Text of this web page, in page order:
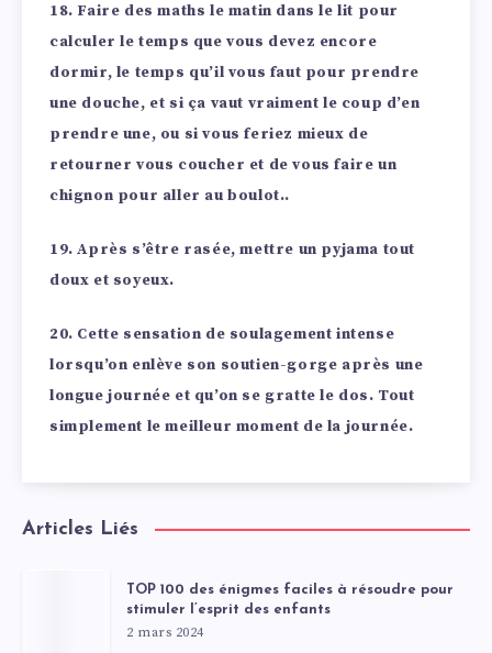
18. Faire des maths le matin dans le lit pour
calculer le temps que vous devez encore
dormir, le temps qu’il vous faut pour prendre
une douche, et si ça vaut vraiment le coup d’en
prendre une, ou si vous feriez mieux de
retourner vous coucher et de vous faire un
chignon pour aller au boulot..
19. Après s’être rasée, mettre un pyjama tout
doux et soyeux.
20. Cette sensation de soulagement intense
lorsqu’on enlève son soutien-gorge après une
longue journée et qu’on se gratte le dos. Tout
simplement le meilleur moment de la journée.
Articles Liés
TOP 100 des énigmes faciles à résoudre pour
stimuler l’esprit des enfants
2 mars 2024